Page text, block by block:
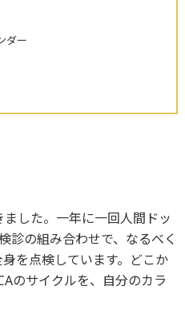
ダー
した。一年に一回人間ドッ
診の組み合わせで、なるべく
を点検しています。どこか
のサイクルを、自分のカラ